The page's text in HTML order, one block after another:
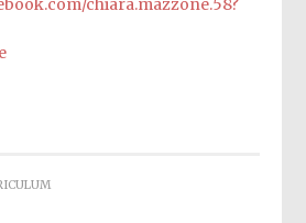
chiara.mazzone.58?